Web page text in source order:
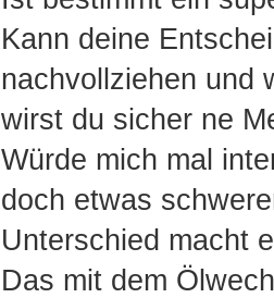
Kann deine
nachvollziehen und
wirst du sicher ne
Würde mich mal
doch etwas
Unterschied macht
Das mit dem